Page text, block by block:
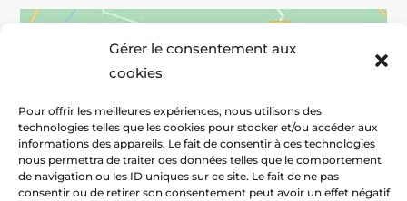
Gérer le consentement aux
cookies
Pour offrir les meilleures expériences, nous utilisons des
technologies telles que les cookies pour stocker et/ou accéder aux
informations des appareils. Le fait de consentir à ces technologies
nous permettra de traiter des données telles que le comportement
de navigation ou les ID uniques sur ce site. Le fait de ne pas
consentir ou de retirer son consentement peut avoir un effet négatif